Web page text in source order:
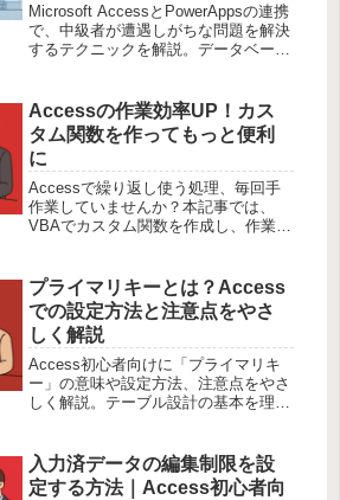
Microsoft AccessとPowerAppsの連携
で、中級者が遭遇しがちな問題を解決
するテクニックを解説。データベース
Accessの作業効率UP！カス
タム関数を作ってもっと便利
に
Accessで繰り返し使う処理、毎回手
作業していませんか？本記事では、
VBAでカスタム関数を作成し、作業を
プライマリキーとは？Access
での設定方法と注意点をやさ
しく解説
Access初心者向けに「プライマリキ
ー」の意味や設定方法、注意点をやさ
しく解説。テーブル設計の基本を理解
入力済データの編集制限を設
定する方法｜Access初心者向